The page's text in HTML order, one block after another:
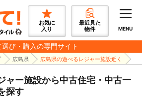
お気に
入り
最近見た
物件
MENU
び・購入の専門サイト
広島県 広島県の遊べるレジャー施設近く
ャー施設から中古住宅・中古一
探す